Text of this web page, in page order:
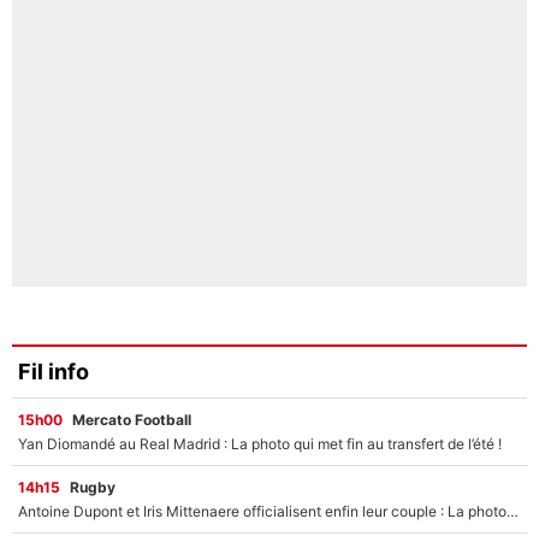
Fil info
15h00 Mercato Football
Yan Diomandé au Real Madrid : La photo qui met fin au transfert de l’été !
14h15 Rugby
Antoine Dupont et Iris Mittenaere officialisent enfin leur couple : La photo qui enflamme les réseaux sociaux